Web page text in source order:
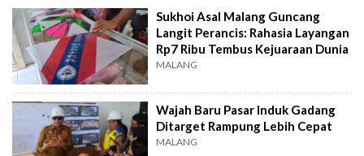
Sukhoi Asal Malang Guncang
Langit Perancis: Rahasia Layangan
Rp7 Ribu Tembus Kejuaraan Dunia
MALANG
Wajah Baru Pasar Induk Gadang
Ditarget Rampung Lebih Cepat
MALANG